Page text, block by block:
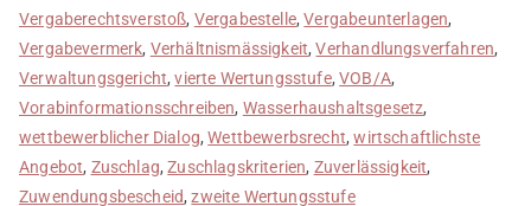
Vergaberechtsverstoß, Vergabestelle,Vergabeunterlagen,
Vergabevermerk, Verhältnismässigkeit,Verhandlungsverfahren,
Verwaltungsgericht,vierte Wertungsstufe,VOB/A,
Vorabinformationsschreiben, Wasserhaushaltsgesetz,
wettbewerblicher Dialog,Wettbewerbsrecht,wirtschaftlichste
Angebot, Zuschlag,Zuschlagskriterien, Zuverlässigkeit,
Zuwendungsbescheid,zweite Wertungsstufe